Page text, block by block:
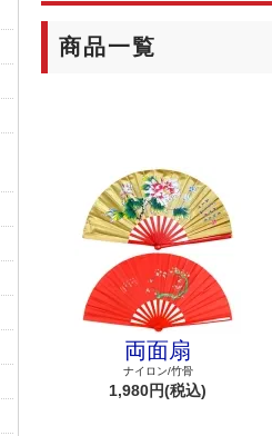
商品一覧
両面扇
ナイロン/竹骨
1,980円(税込)